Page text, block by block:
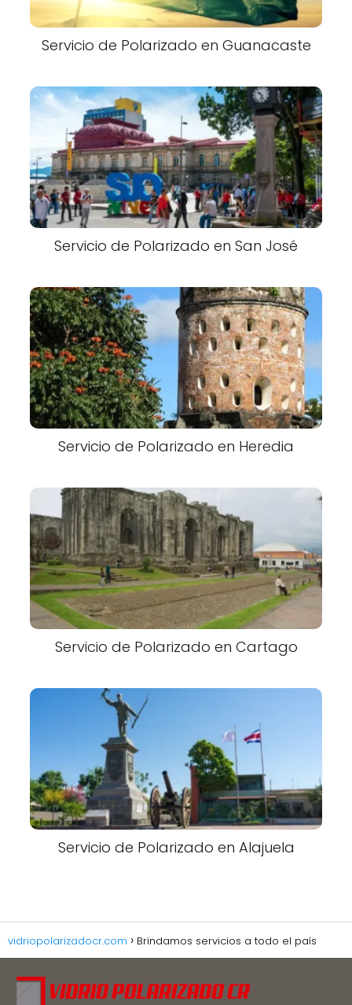
Servicio de Polarizado en Guanacaste
Servicio de Polarizado en San José
Servicio de Polarizado en Heredia
Servicio de Polarizado en Cartago
Servicio de Polarizado en Alajuela
vidriopolarizadocr.com Brindamos servicios a todo el país